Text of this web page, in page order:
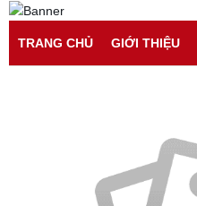
TRANG CHỦ
GIỚI THIỆU